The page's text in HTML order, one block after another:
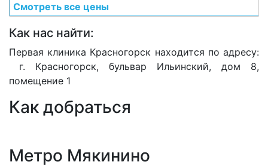
Смотреть все цены
Как нас найти:
Первая клиника Красногорск находится по адресу:
г. Красногорск, бульвар Ильинский, дом 8,
помещение 1
Как добраться
Метро Мякинино